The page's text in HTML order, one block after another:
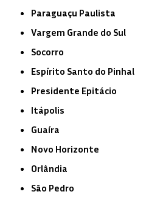
Paraguaçu Paulista
Vargem Grande do Sul
Socorro
Espírito Santo do Pinhal
Presidente Epitácio
Itápolis
Guaíra
Novo Horizonte
Orlândia
São Pedro